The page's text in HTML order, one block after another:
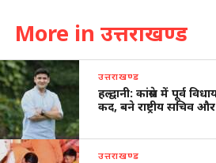
More in उत्तराखण्ड
उत्तराखण्ड
हल्द्वानी: कांग्रेस में पूर्व
कद, बने राष्ट्रीय सचिव
उत्तराखण्ड